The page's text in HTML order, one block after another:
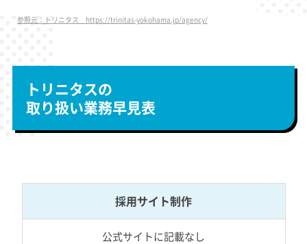
参照元：トリニタス https://trinitas-yokohama.jp/agency/
トリニタスの
取り扱い業務早見表
採用サイト制作
公式サイトに記載なし